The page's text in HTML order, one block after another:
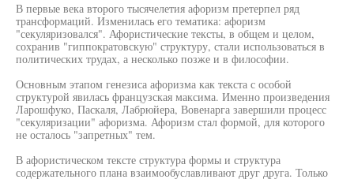
В первые века второго тысячелетия афоризм претерпел ряд
трансформаций. Изменилась его тематика: афоризм
"секуляризовался". Афористические тексты, в общем и целом,
сохранив "гиппократовскую" структуру, стали использоваться в
политических трудах, а несколько позже и в философии.
Основным этапом генезиса афоризма как текста с особой
структурой явилась французская максима. Именно произведения
Ларошфуко, Паскаля, Лабрюйера, Вовенарга завершили процесс
"секуляризации" афоризма. Афоризм стал формой, для которого
не осталось "запретных" тем.
В афористическом тексте структура формы и структура
содержательного плана взаимообуславливают друг друга. Только